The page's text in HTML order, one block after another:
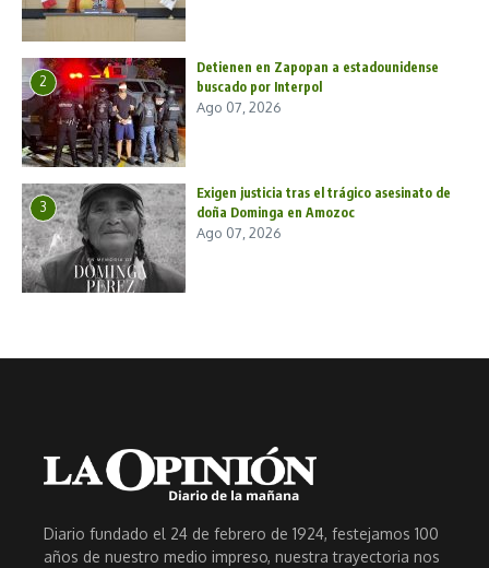
2
Detienen en Zapopan a estadounidense
buscado por Interpol
Ago 07, 2026
3
Exigen justicia tras el trágico asesinato de
doña Dominga en Amozoc
Ago 07, 2026
Diario fundado el 24 de febrero de 1924, festejamos 100
años de nuestro medio impreso, nuestra trayectoria nos